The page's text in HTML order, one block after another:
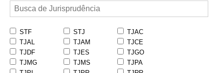
STF STJ
TJAC
TJAL
TJAM
TJCE
TJDF
TJES
TJGO
TJMG
TJMS
TJPA